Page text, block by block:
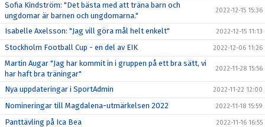
Sofia Kindström: "Det bästa med att träna barn och
ungdomar är barnen och ungdomarna."
2022-12-15 15:36
Isabelle Axelsson: "Jag vill göra mål helt enkelt" 2022-12-15 11:13
Stockholm Football Cup - en del av EIK 2022-12-06 11:26
Martin Augar "Jag har kommit in i gruppen på ett bra sätt, vi
har haft bra träningar"
2022-11-28 15:56
Nya uppdateringar i SportAdmin 2022-11-22 12:00
Nomineringar till Magdalena-utmärkelsen 2022 2022-11-18 15:59
Panttävling på Ica Bea 2022-11-16 16:55